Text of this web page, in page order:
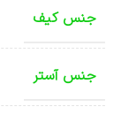
جنس کیف
جنس آستر